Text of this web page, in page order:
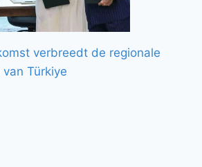
verbreedt de regionale
Türkiye